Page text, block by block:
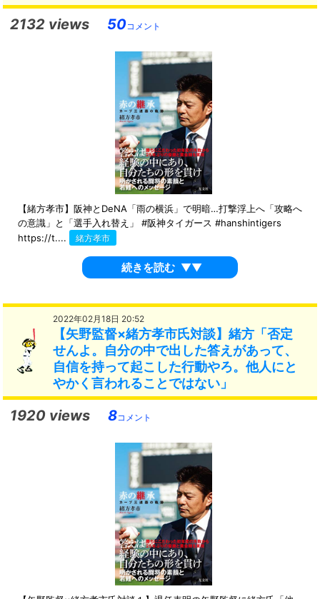
2132 views 50コメント
【緒方孝市】阪神とDeNA「雨の横浜」で明暗…打撃浮上へ「攻略へ
の意識」と「選手入れ替え」 #阪神タイガース #hanshintigers
https://t....
緒方孝市
続きを読む ▼▼
2022年02月18日 20:52
【矢野監督×緒方孝市氏対談】緒方「否定
せんよ。自分の中で出した答えがあって、
自信を持って起こした行動やろ。他人にと
やかく言われることではない」
1920 views 8コメント